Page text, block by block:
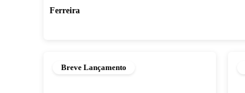
Ferreira
Breve Lançamento